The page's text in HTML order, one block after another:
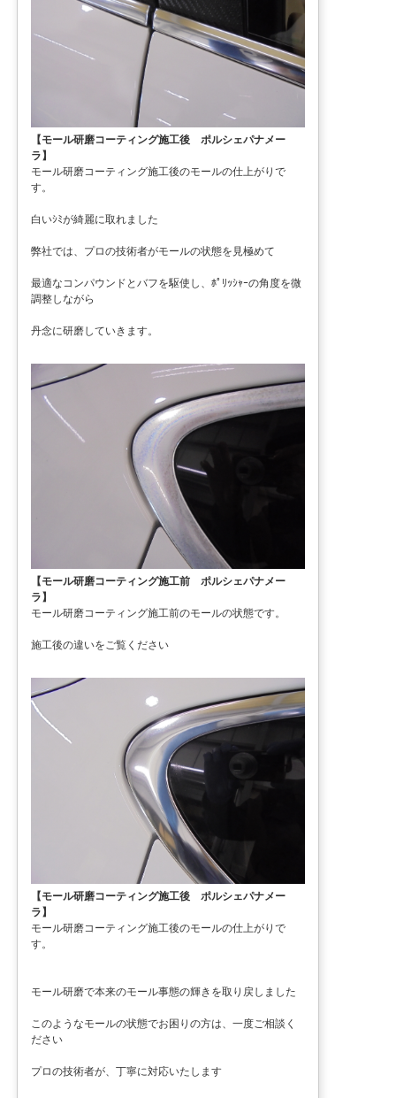
【モール研磨コーティング施工後 ポルシェパナメー
ラ】
モール研磨コーティング施工後のモールの仕上がりで
す。
白いｼﾐが綺麗に取れました
弊社では、プロの技術者がモールの状態を見極めて
最適なコンパウンドとバフを駆使し、ﾎﾟﾘｯｼｬｰの角度を微
調整しながら
丹念に研磨していきます。
【モール研磨コーティング施工前 ポルシェパナメー
ラ】
モール研磨コーティング施工前のモールの状態です。
施工後の違いをご覧ください
【モール研磨コーティング施工後 ポルシェパナメー
ラ】
モール研磨コーティング施工後のモールの仕上がりで
す。
モール研磨で本来のモール事態の輝きを取り戻しました
このようなモールの状態でお困りの方は、一度ご相談く
ださい
プロの技術者が、丁寧に対応いたします